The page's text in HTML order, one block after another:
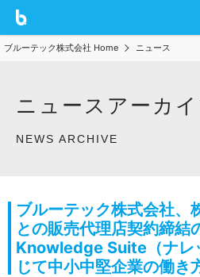
ブルーテック株式会社 Home ニュース
ニュースアーカ
NEWS ARCHIVE
ブルーテック株式会社、
との販売代理店契約締結
Knowledge Suite（ナレ
じて中小中堅企業の働き